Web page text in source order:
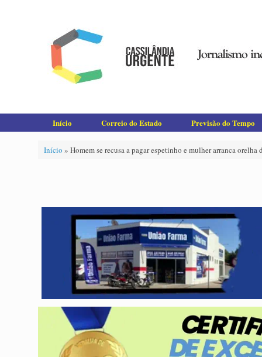
Início Correio do Estado Previsão do Tempo
Início » Homem se recusa a pagar espetinho e mulher arranca orelha